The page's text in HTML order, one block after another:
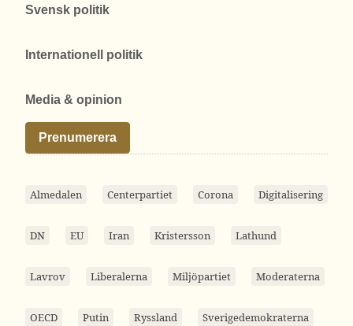
Svensk politik
Internationell politik
Media & opinion
Prenumerera
Almedalen Centerpartiet Corona Digitalisering
DN EU Iran Kristersson Lathund
Lavrov Liberalerna Miljöpartiet Moderaterna
OECD Putin Ryssland Sverigedemokraterna